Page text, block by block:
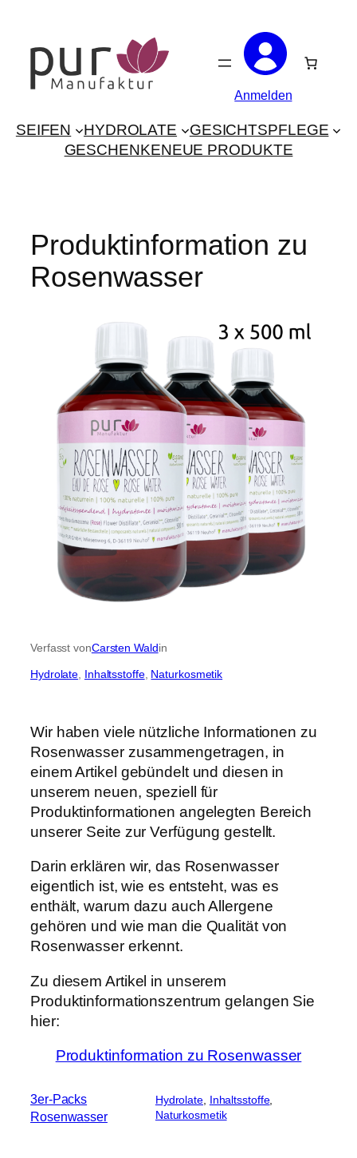
springen
Anmelden
SEIFEN HYDROLATE
GESICHTSPFLEGE
GESCHENKENEUE PRODUKTE
Produktinformation zu
Rosenwasser
Verfasst vonCarsten Waldin
Hydrolate Inhaltsstoffe, Naturkosmetik
Wir haben viele nützliche Informationen zu
Rosenwasser zusammengetragen, in
einem Artikel gebündelt und diesen in
unserem neuen, speziell für
Produktinformationen angelegten Bereich
unserer Seite zur Verfügung gestellt.
Darin erklären wir, das Rosenwasser
eigentlich ist, wie es entsteht, was es
enthält, warum dazu auch Allergene
gehören und wie man die Qualität von
Rosenwasser erkennt.
Zu diesem Artikel in unserem
Produktinformationszentrum gelangen Sie
hier:
Produktinformation zu Rosenwasser
3er-Packs
Rosenwasser
Hydrolate, Inhaltsstoffe
Naturkosmetik